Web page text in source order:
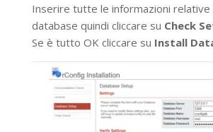
Inserire tutte le informazioni relative
database quindi cliccare su Check
Se è tutto OK cliccare su Install